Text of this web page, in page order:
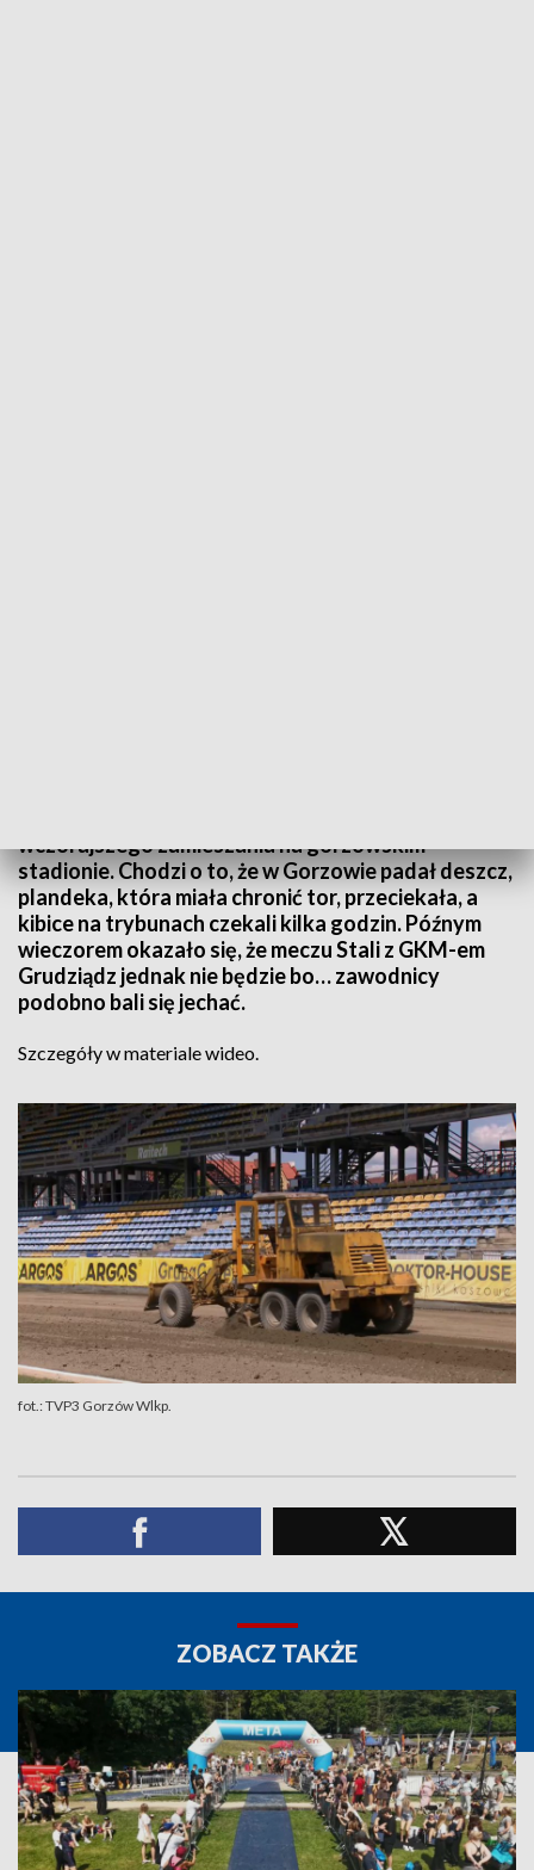
wczorajszego zamieszania na gorzowskim
stadionie. Chodzi o to, że w Gorzowie padał deszcz,
plandeka, która miała chronić tor, przeciekała, a
kibice na trybunach czekali kilka godzin. Późnym
wieczorem okazało się, że meczu Stali z GKM-em
Grudziądz jednak nie będzie bo… zawodnicy
podobno bali się jechać.
Szczegóły w materiale wideo.
fot.: TVP3 Gorzów Wlkp.
ZOBACZ TAKŻE